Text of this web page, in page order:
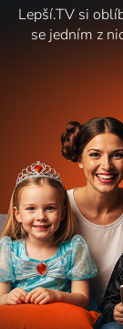
Lepší.TV si
se jedním z